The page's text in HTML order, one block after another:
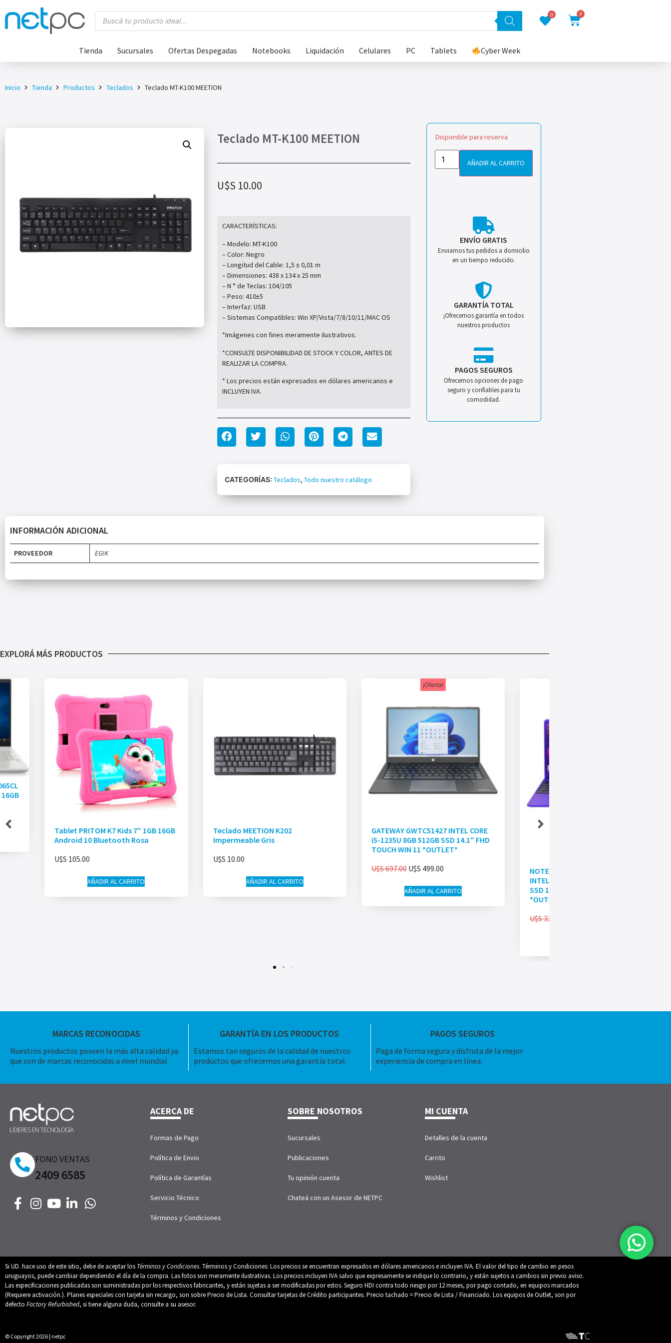
0 0
Tienda Sucursales Ofertas Despegadas Notebooks Liquidación Celulares PC Tablets Cyber Week
Inicio Tienda Productos Teclados Teclado MT-K100 MEETION
Teclado MT-K100 MEETION
U$S 10.00
CARACTERÍSTICAS:
– Modelo: MT-K100
– Color: Negro
– Longitud del Cable: 1,5 ± 0,01 m
– Dimensiones: 438 x 134 x 25 mm
– N ° de Teclas: 104/105
– Peso: 410±5
– Interfaz: USB
– Sistemas Compatibles: Win XP/Vista/7/8/10/11/MAC OS
*Imágenes con fines meramente ilustrativos.
*CONSULTE DISPONIBILIDAD DE STOCK Y COLOR, ANTES DE
REALIZAR LA COMPRA.
* Los precios están expresados en dólares americanos e
INCLUYEN IVA.
CATEGORÍAS: Teclados, Todo nuestro catálogo
Disponible para reserva
AÑADIR AL CARRITO
ENVÍO GRATIS
Enviamos tus pedidos a domicilio
en un tiempo reducido.
GARANTÍA TOTAL
¡Ofrecemos garantía en todos
nuestros productos
PAGOS SEGUROS
Ofrecemos opciones de pago
seguro y confiables para tu
comodidad.
INFORMACIÓN ADICIONAL
PROVEEDOR EGIK
EXPLORÁ MÁS PRODUCTOS
Tablet PRITOM K7 Kids 7″ 1GB 16GB
Android 10 Bluetooth Rosa
U$S 105.00
AÑADIR AL CARRITO
Teclado MEETION K202
Impermeable Gris
U$S 10.00
AÑADIR AL CARRITO
¡Oferta!
GATEWAY GWTC51427 INTEL CORE
i5-1235U 8GB 512GB SSD 14.1″ FHD
TOUCH WIN 11 *OUTLET*
U$S697.00 U$S 499.00
AÑADIR AL CARRITO
NOTEBOOK GATEWAY GWTN141
INTEL CORE i3-1005G1 4GB 128GB
SSD 14.1″ FHD WIN 11 PÚRPURA
*OUTLET*
U$S327.00
MARCAS RECONOCIDAS
Nuestros productos poseen la más alta calidad ya
que son de marcas reconocidas a nivel mundial
GARANTÍA EN LOS PRODUCTOS
Estamos tan seguros de la calidad de nuestros
productos que ofrecemos una garantía total.
PAGOS SEGUROS
Paga de forma segura y disfruta de la mejor
experiencia de compra en línea.
FONO VENTAS
2409 6585
ACERCA DE
Formas de Pago
Política de Envio
Política de Garantías
Servicio Técnico
Términos y Condiciones
SOBRE NOSOTROS
Sucursales
Publicaciones
Tu opinión cuenta
Chateá con un Asesor de NETPC
MI CUENTA
Detalles de la cuenta
Carrito
Wishlist
Si UD. hace uso de este sitio, debe de aceptar los Términos y Condiciones. Términos y Condiciones: Los precios se encuentran expresados en dólares americanos e incluyen IVA. El valor del tipo de cambio en pesos
uruguayos, puede cambiar dependiendo el día de la compra. Las fotos son meramente ilustrativas. Los precios incluyen IVA salvo que expresamente se indique lo contrario, y están sujetos a cambios sin previo aviso.
Las especificaciones publicadas son suministradas por los respectivos fabricantes, y están sujetas a ser modificadas por estos. Seguro HDI contra todo riesgo por 12 meses, por pago contado, en equipos marcados
(Requiere activación.). Planes especiales con tarjeta sin recargo, son sobre Precio de Lista. Consultar tarjetas de Crédito participantes. Precio tachado = Precio de Lista / Financiado. Los equipos de Outlet, son por
defecto Factory Refurbished, si tiene alguna duda, consulte a su asesor.
© Copyright 2026 | netpc